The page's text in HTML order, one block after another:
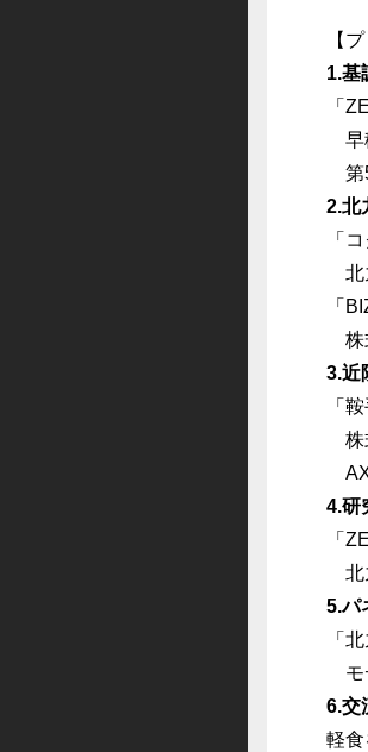
【
1.基
「
早
第
2.北
「
北
「
株
3.近
「
株
4.研
「
北
5.パ
「
モ
6.交
軽食